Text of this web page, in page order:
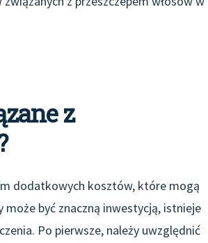
z
dodatkowych kosztów, które mogą
być znaczną inwestycją, istnieje
Po pierwsze, należy uwzględnić